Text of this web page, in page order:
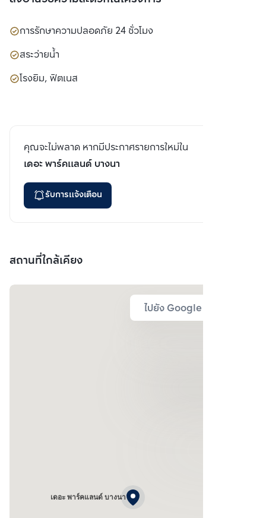
การรักษาความปลอดภัย 24 ชั่วโมง
สระว่ายน้ำ
โรงยิม, ฟิตเนส
คุณจะไม่พลาด หากมีประกาศรายการใหม่ใน
เดอะ พาร์คแลนด์ บางนา
รับการแจ้งเตือน
สถานที่ใกล้เคียง
ไปยัง Google Map
เดอะ พาร์คแลนด์ บางนา